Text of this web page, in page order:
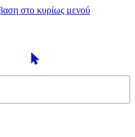
στο κυρίως μενού